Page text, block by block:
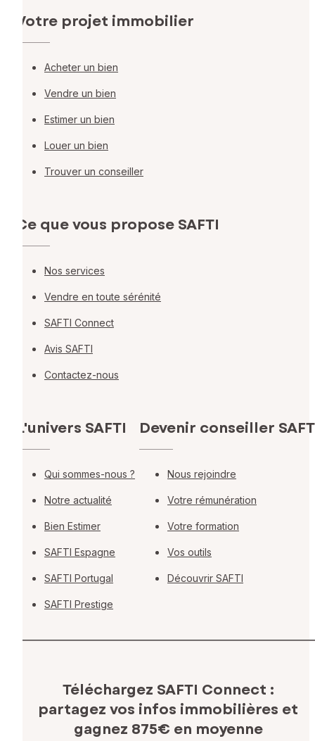
Votre projet immobilier
Acheter un bien
Vendre un bien
Estimer un bien
Louer un bien
Trouver un conseiller
Ce que vous propose SAFTI
Nos services
Vendre en toute sérénité
SAFTI Connect
Avis SAFTI
Contactez-nous
L'univers SAFTI
Qui sommes-nous ?
Notre actualité
Bien Estimer
SAFTI Espagne
SAFTI Portugal
SAFTI Prestige
Devenir conseiller
Nous rejoindre
Votre rémunération
Votre formation
Vos outils
Découvrir SAFTI
Téléchargez SAFTI Connect :
partagez vos infos immobilières et
gagnez 875€ en moyenne